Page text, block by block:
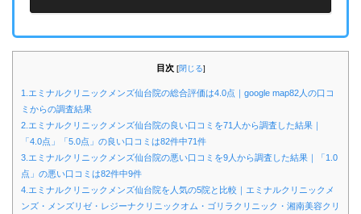
目次 [閉じる]
1.エミナルクリニックメンズ仙台院の総合評価は4.0点｜google map82人の口コ
ミからの調査結果
2.エミナルクリニックメンズ仙台院の良い口コミを71人から調査した結果｜
「4.0点」「5.0点」の良い口コミは82件中71件
3.エミナルクリニックメンズ仙台院の悪い口コミを9人から調査した結果｜「1.0
点」の悪い口コミは82件中9件
4.エミナルクリニックメンズ仙台院を人気の5院と比較｜エミナルクリニックメ
ンズ・メンズリゼ・レジーナクリニックオム・ゴリラクリニック・湘南美容クリ